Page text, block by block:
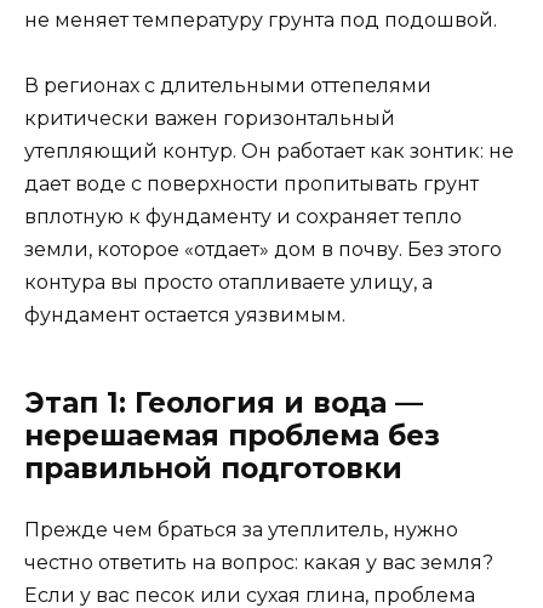
не меняет температуру грунта под подошвой.
В регионах с длительными оттепелями
критически важен горизонтальный
утепляющий контур. Он работает как зонтик: не
дает воде с поверхности пропитывать грунт
вплотную к фундаменту и сохраняет тепло
земли, которое «отдает» дом в почву. Без этого
контура вы просто отапливаете улицу, а
фундамент остается уязвимым.
Этап 1: Геология и вода —
нерешаемая проблема без
правильной подготовки
Прежде чем браться за утеплитель, нужно
честно ответить на вопрос: какая у вас земля?
Если у вас песок или сухая глина, проблема